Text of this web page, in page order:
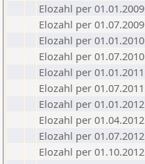
Elozahl per 01.01.2009
Elozahl per 01.07.2009
Elozahl per 01.01.2010
Elozahl per 01.07.2010
Elozahl per 01.01.2011
Elozahl per 01.07.2011
Elozahl per 01.01.2012
Elozahl per 01.04.2012
Elozahl per 01.07.2012
Elozahl per 01.10.2012